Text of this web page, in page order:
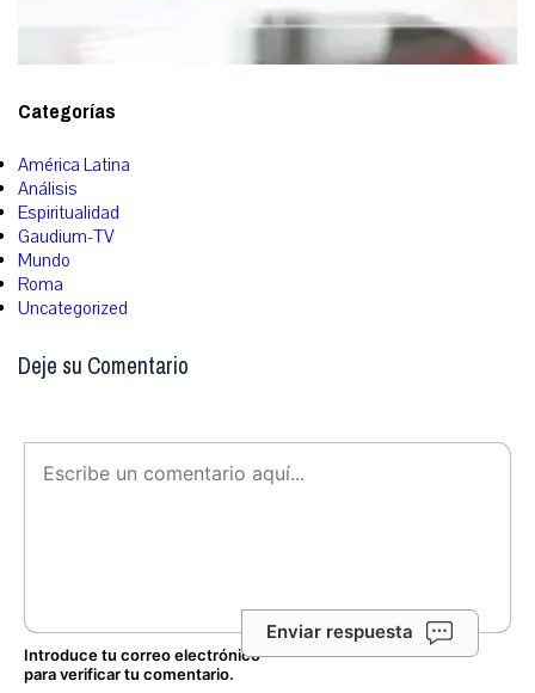
Categorías
América Latina
Análisis
Espiritualidad
Gaudium-TV
Mundo
Roma
Uncategorized
Deje su Comentario
Enviar respuesta
Introduce tu correo electrónico
para verificar tu comentario.